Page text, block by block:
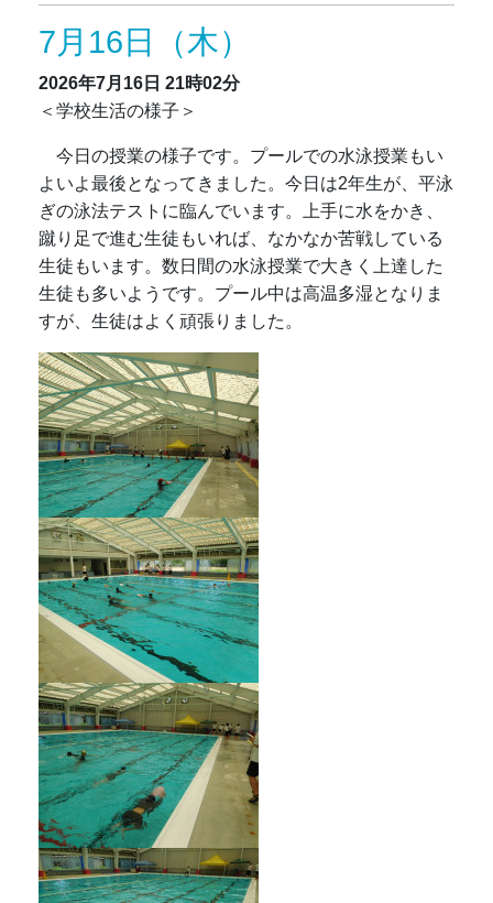
7月16日（木）
2026年7月16日 21時02分
＜学校生活の様子＞
今日の授業の様子です。プールでの水泳授業もい
よいよ最後となってきました。今日は2年生が、平泳
ぎの泳法テストに臨んでいます。上手に水をかき、
蹴り足で進む生徒もいれば、なかなか苦戦している
生徒もいます。数日間の水泳授業で大きく上達した
生徒も多いようです。プール中は高温多湿となりま
すが、生徒はよく頑張りました。